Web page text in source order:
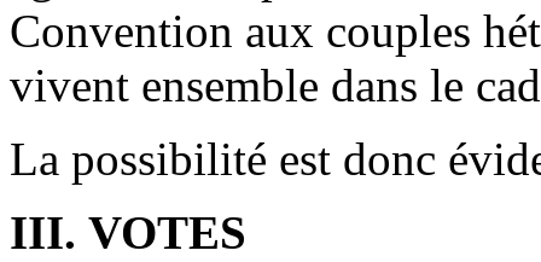
Convention aux couples
vivent ensemble dans le
La possibilité est donc
III. VOTES